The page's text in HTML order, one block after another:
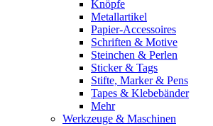
Knöpfe
Metallartikel
Papier-Accessoires
Schriften & Motive
Steinchen & Perlen
Sticker & Tags
Stifte, Marker & Pens
Tapes & Klebebänder
Mehr
Werkzeuge & Maschinen